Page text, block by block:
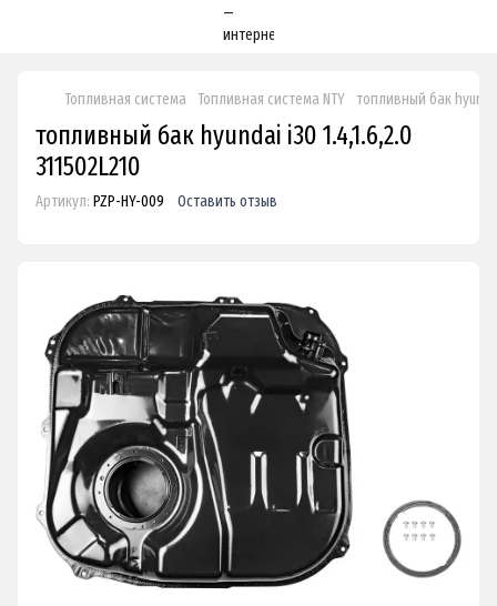
Топливная система Топливная система NTY топливный бак
топливный бак hyundai i30 1.4,1.6,2.0
311502L210
Артикул: PZP-HY-009 Оставить отзыв